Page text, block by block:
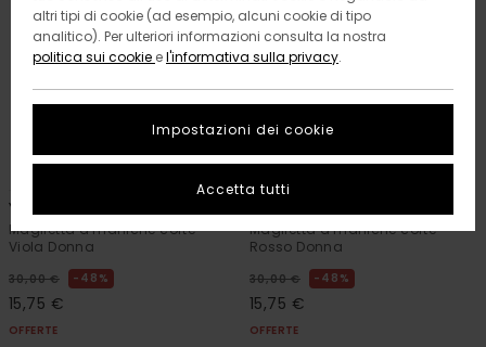
Yarnhill
Maglietta a maniche corte
Viola Donna
30,00 € 48%
15,75 €
OFFERTE
Maglietta a maniche corte
Rosso Donna
30,00 € 48%
15,75 €
OFFERTE
altri tipi di cookie (ad esempio, alcuni cookie di tipo
analitico). Per ulteriori informazioni consulta la nostra
politica sui cookie el'informativa sulla privacy.
Impostazioni dei cookie
Accetta tutti